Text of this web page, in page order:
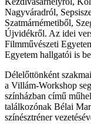
Nagyváradról,
Szatmárnémetiből,
Újvidékről. Az idei
Filmművészeti
Egyetem hallgatói is
Délelőttönként
a Villám-Workshop
színházban című
találkozónak Bélai
színésztréner